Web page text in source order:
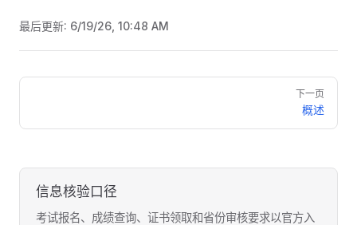
最后更新: 6/19/26, 10:48 AM
Pager
下一页
概述
信息核验口径
考试报名、成绩查询、证书领取和省份审核要求以官方入